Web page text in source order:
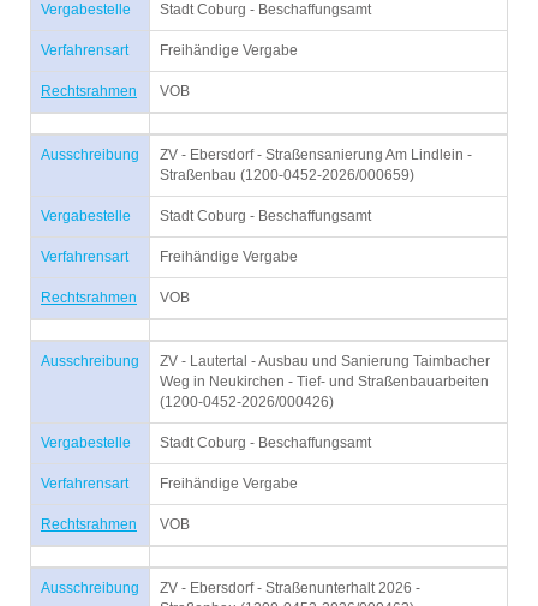
Vergabestelle Stadt Coburg - Beschaffungsamt
Verfahrensart Freihändige Vergabe
Rechtsrahmen VOB
Ausschreibung
ZV - Ebersdorf - Straßensanierung Am Lindlein -
Straßenbau (1200-0452-2026/000659)
Vergabestelle Stadt Coburg - Beschaffungsamt
Verfahrensart Freihändige Vergabe
Rechtsrahmen VOB
Ausschreibung
ZV - Lautertal - Ausbau und Sanierung Taimbacher
Weg in Neukirchen - Tief- und Straßenbauarbeiten
(1200-0452-2026/000426)
Vergabestelle Stadt Coburg - Beschaffungsamt
Verfahrensart Freihändige Vergabe
Rechtsrahmen VOB
Ausschreibung
ZV - Ebersdorf - Straßenunterhalt 2026 -